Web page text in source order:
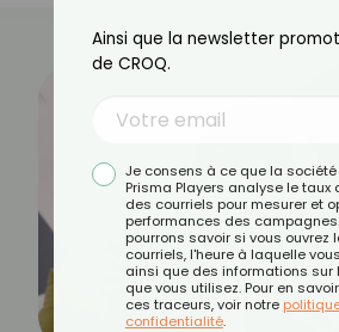
Ainsi que la newsletter
de CROQ.
Je consens à ce que la
Prisma Players analyse le taux
des courriels pour mesurer et
performances des
pourrons savoir si vous ouvrez
courriels, l'heure à laquelle
ainsi que des informations sur
que vous utilisez. Pour en
ces traceurs, voir notre
confidentialité.